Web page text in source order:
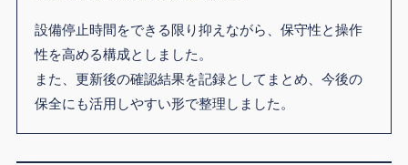
設備停止時間をできる限り抑えながら、保守性と操作
性を高める構成としました。
また、更新後の確認結果を記録としてまとめ、今後の
保全にも活用しやすい形で整理しました。